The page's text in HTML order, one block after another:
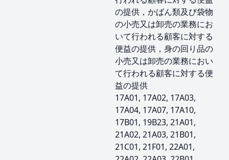
の提供，かばん類及び袋物
の小売又は卸売の業務にお
いて行われる顧客に対する
便益の提供，身の回り品の
小売又は卸売の業務におい
て行われる顧客に対する便
益の提供
17A01, 17A02, 17A03,
17A04, 17A07, 17A10,
17B01, 19B23, 21A01,
21A02, 21A03, 21B01,
21C01, 21F01, 22A01,